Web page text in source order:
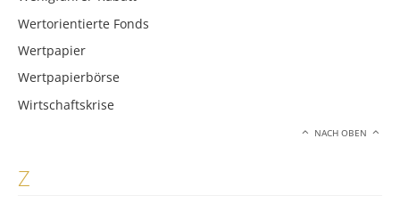
Wertorientierte Fonds
Wertpapier
Wertpapierbörse
Wirtschaftskrise
NACH OBEN
Z